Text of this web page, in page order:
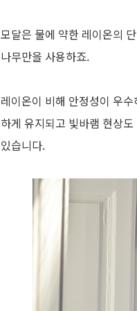
모달은 물에 약한 레이온의
나무만을 사용하죠.
레이온이 비해 안정성이 우
하게 유지되고 빛바램 현상
있습니다.